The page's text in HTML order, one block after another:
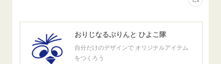
おりじなるぷりんと ひよこ隊
自分だけのデザインで オリジナルアイテム
をつくろう